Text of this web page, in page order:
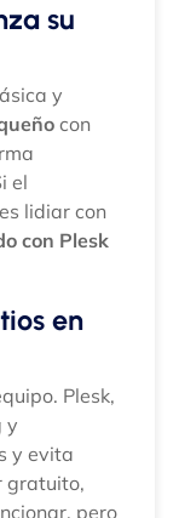
su
y
con
el
lidiar con
con Plesk
en
Plesk,
y
y evita
gratuito,
pero